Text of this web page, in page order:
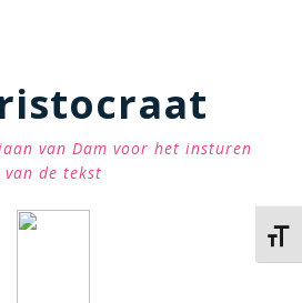
van Dam voor het insturen
van de tekst